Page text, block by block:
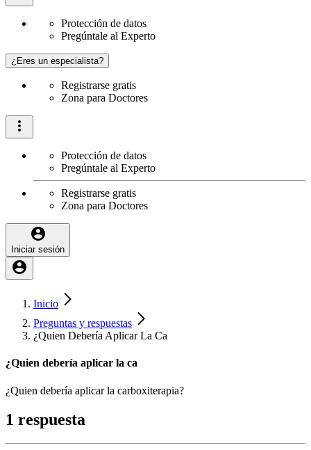
Protección de datos
Pregúntale al Experto
¿Eres un especialista?
Registrarse gratis
Zona para Doctores
Protección de datos
Pregúntale al Experto
Registrarse gratis
Zona para Doctores
Iniciar sesión
Inicio
Preguntas y respuestas
¿Quien Debería Aplicar La Ca
¿Quien debería aplicar la ca
¿Quien debería aplicar la carboxiterapia?
1 respuesta